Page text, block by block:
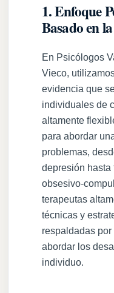
1. Enfoque
Basado en
En Psicólogos
Vieco,
evidencia que
individuales de
altamente
para abordar
problemas,
depresión hasta
obsesivo-
terapeutas
técnicas y
respaldadas
abordar los
individuo.